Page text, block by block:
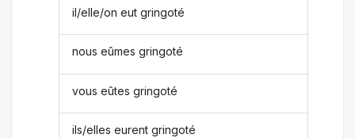
il/elle/on eut gringoté
nous eûmes gringoté
vous eûtes gringoté
ils/elles eurent gringoté